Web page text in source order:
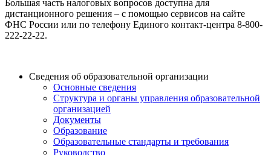
Большая часть налоговых вопросов доступна для
дистанционного решения – с помощью сервисов на сайте
ФНС России или по телефону Единого контакт-центра 8-800-
222-22-22.
Сведения об образовательной организации
Основные сведения
Структура и органы управления образовательной
организацией
Документы
Образование
Образовательные стандарты и требования
Руководство